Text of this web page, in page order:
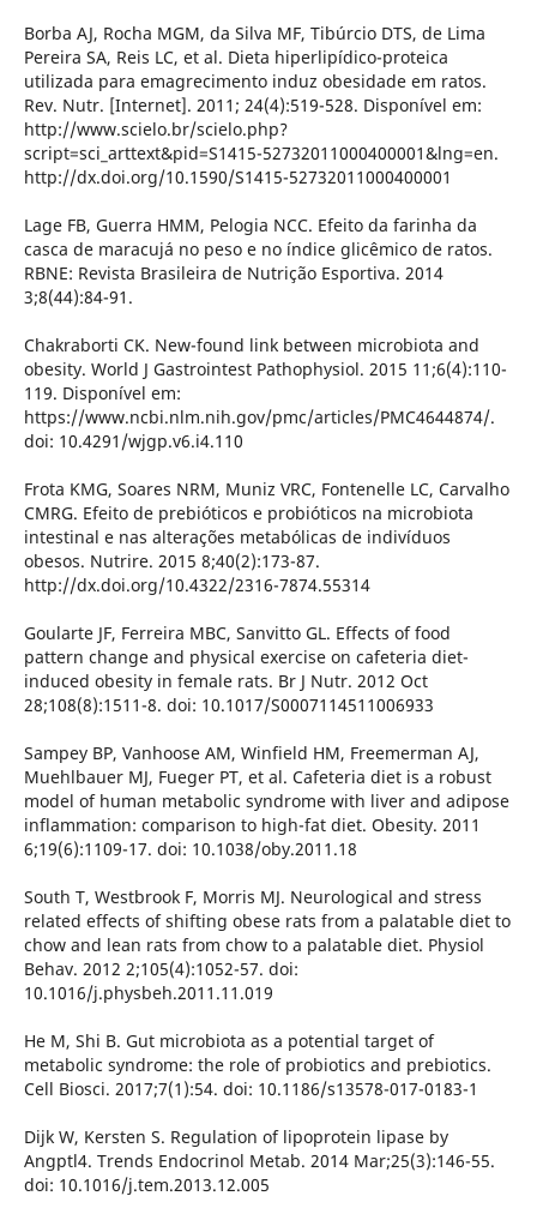
Borba AJ, Rocha MGM, da Silva MF, Tibúrcio DTS, de Lima
Pereira SA, Reis LC, et al. Dieta hiperlipídico-proteica
utilizada para emagrecimento induz obesidade em ratos.
Rev. Nutr. [Internet]. 2011; 24(4):519-528. Disponível em:
http://www.scielo.br/scielo.php?
script=sci_arttext&pid=S1415-52732011000400001&lng=en.
http://dx.doi.org/10.1590/S1415-52732011000400001
Lage FB, Guerra HMM, Pelogia NCC. Efeito da farinha da
casca de maracujá no peso e no índice glicêmico de ratos.
RBNE: Revista Brasileira de Nutrição Esportiva. 2014
3;8(44):84-91.
Chakraborti CK. New-found link between microbiota and
obesity. World J Gastrointest Pathophysiol. 2015 11;6(4):110-
119. Disponível em:
https://www.ncbi.nlm.nih.gov/pmc/articles/PMC4644874/.
doi: 10.4291/wjgp.v6.i4.110
Frota KMG, Soares NRM, Muniz VRC, Fontenelle LC, Carvalho
CMRG. Efeito de prebióticos e probióticos na microbiota
intestinal e nas alterações metabólicas de indivíduos
obesos. Nutrire. 2015 8;40(2):173-87.
http://dx.doi.org/10.4322/2316-7874.55314
Goularte JF, Ferreira MBC, Sanvitto GL. Effects of food
pattern change and physical exercise on cafeteria diet-
induced obesity in female rats. Br J Nutr. 2012 Oct
28;108(8):1511-8. doi: 10.1017/S0007114511006933
Sampey BP, Vanhoose AM, Winfield HM, Freemerman AJ,
Muehlbauer MJ, Fueger PT, et al. Cafeteria diet is a robust
model of human metabolic syndrome with liver and adipose
inflammation: comparison to high-fat diet. Obesity. 2011
6;19(6):1109-17. doi: 10.1038/oby.2011.18
South T, Westbrook F, Morris MJ. Neurological and stress
related effects of shifting obese rats from a palatable diet to
chow and lean rats from chow to a palatable diet. Physiol
Behav. 2012 2;105(4):1052-57. doi:
10.1016/j.physbeh.2011.11.019
He M, Shi B. Gut microbiota as a potential target of
metabolic syndrome: the role of probiotics and prebiotics.
Cell Biosci. 2017;7(1):54. doi: 10.1186/s13578-017-0183-1
Dijk W, Kersten S. Regulation of lipoprotein lipase by
Angptl4. Trends Endocrinol Metab. 2014 Mar;25(3):146-55.
doi: 10.1016/j.tem.2013.12.005